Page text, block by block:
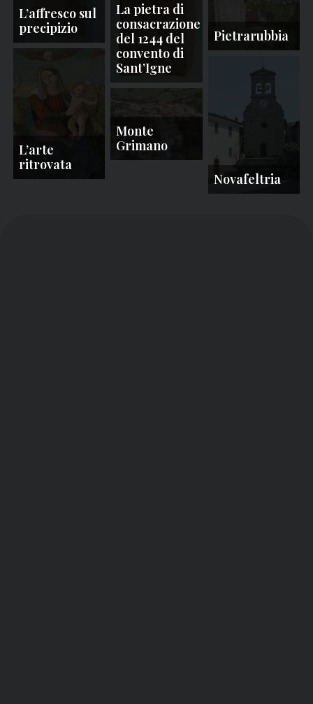
L’affresco sul
precipizio
L’arte
ritrovata
La pietra di
consacrazione
del 1244 del
convento di
Sant’Igne
Monte
Grimano
Pietrarubbia
Novafeltria